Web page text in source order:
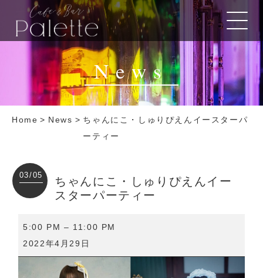
News
Home > News > ちゃんにこ・しゅりぴえんイースターパ
ーティー
03/05
ちゃんにこ・しゅりぴえんイー
スターパーティー
ん
5:00 PM – 11:00 PM
2022年4月29日